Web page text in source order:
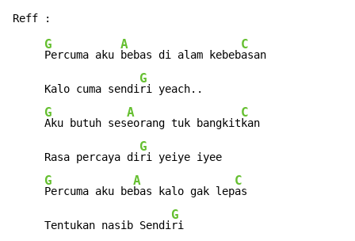
G
Percuma aku
A
bebas di alam kebeb
C
asan
     Kalo cuma sendi
G
ri yeach..
G
Aku butuh ses
A
eorang tuk bangkit
C
kan
     Rasa percaya di
G
ri yeiye iyee
G
Percuma aku be
A
bas kalo gak lep
C
as
     Tentukan nasib Sendi
G
ri